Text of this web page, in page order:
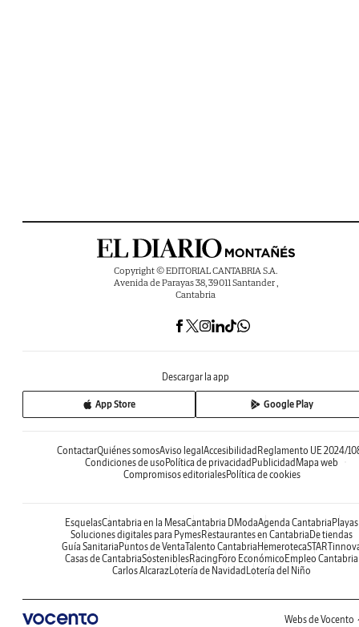
Copyright © EDITORIAL CANTABRIA S.A.
Avenida de Parayas 38, 39011 Santander ,
Cantabria
Descargar la app
App Store Google Play
ContactarQuiénes somosAviso legalAccesibilidadReglamento UE 2024/
Condiciones de usoPolítica de privacidadPublicidadMapa web
Compromisos editorialesPolítica de cookies
EsquelasCantabria en la MesaCantabria DModaAgenda CantabriaPlayas
Soluciones digitales para PymesRestaurantes en CantabriaDe tiendas
Guía SanitariaPuntos de VentaTalento CantabriaHemeroteca
Casas de CantabriaSosteniblesRacingForo EconómicoEmpleo Cantabria
Carlos AlcarazLotería de NavidadLotería del Niño
Webs de Vocento